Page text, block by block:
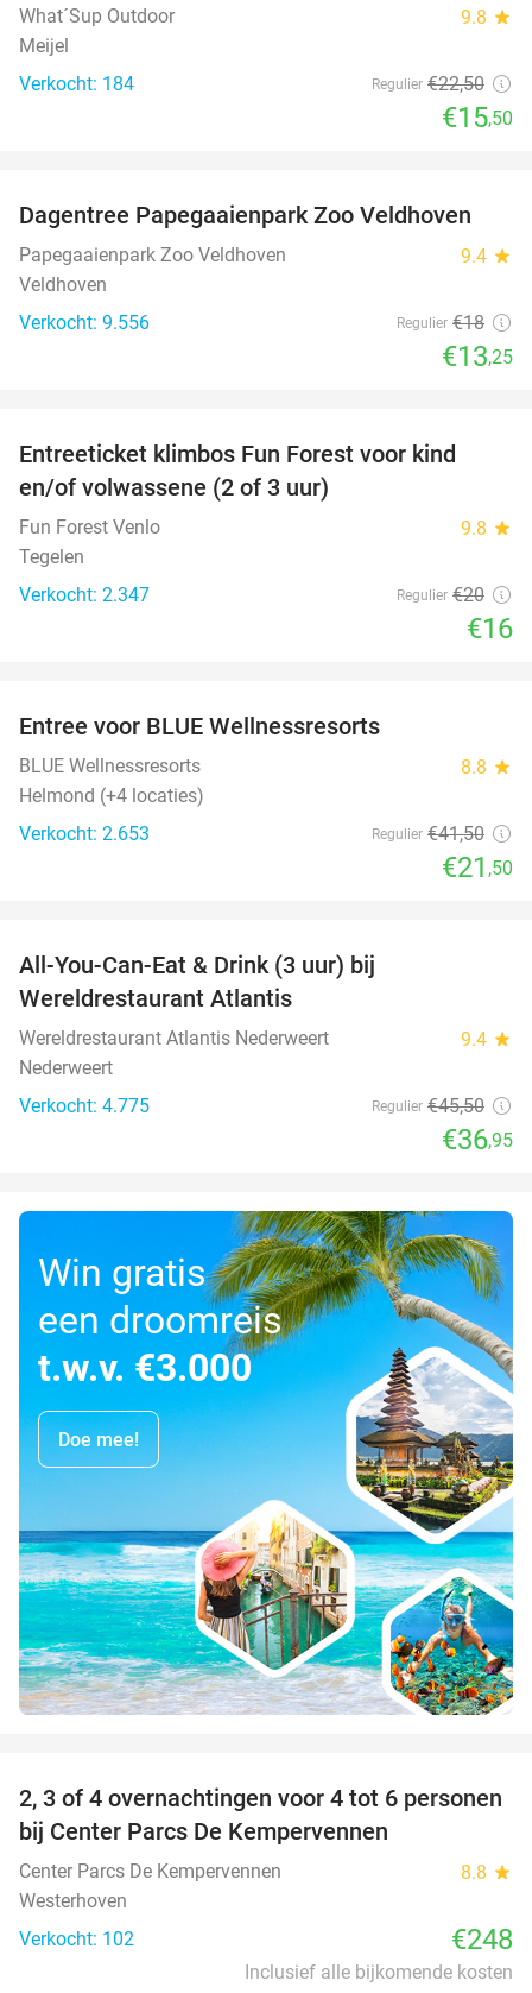
What´Sup Outdoor 9.8 star
Meijel
Verkocht: 184
Regulier €22,50
€15,50
26%
Dagentree Papegaaienpark Zoo Veldhoven
Papegaaienpark Zoo Veldhoven 9.4 star
Veldhoven
Verkocht: 9.556
Regulier €18
€13,25
Entreeticket klimbos Fun Forest voor kind
en/of volwassene (2 of 3 uur)
Fun Forest Venlo 9.8 star
Tegelen
Verkocht: 2.347
Regulier €20
€16
Entree voor BLUE Wellnessresorts
BLUE Wellnessresorts 8.8 star
Helmond (+4 locaties)
Verkocht: 2.653
Regulier €41,50
€21 ,50
All-You-Can-Eat & Drink (3 uur) bij
Wereldrestaurant Atlantis
Wereldrestaurant Atlantis Nederweert 9.4 star
Nederweert
Verkocht: 4.775
Regulier €45,50
€36,95
Win gratis
een droomreis
t.w.v. €3.000
Doe mee!
2, 3 of 4 overnachtingen voor 4 tot 6 personen
bij Center Parcs De Kempervennen
Center Parcs De Kempervennen 8.8 star
Westerhoven
Verkocht: 102
€248
Inclusief alle bijkomende kosten